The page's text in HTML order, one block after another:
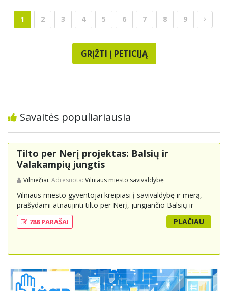
1 2 3 4 5 6 7 8 9
GRĮŽTI Į PETICIJĄ
Savaitės populiariausia
Tilto per Nerį projektas: Balsių ir
Valakampių jungtis
Vilniečiai. Adresuota: Vilniaus miesto savivaldybė
Vilniaus miesto gyventojai kreipiasi į savivaldybę ir merą,
prašydami atnaujinti tilto per Nerį, jungiančio Balsių ir
Valakampių kryptis, projektą ir įtraukti jį į miesto
strateginius susisiekimo planus. Šis tiltas ne tik padėtų
suteikdamas daugiau susisiekimo galimybių tiek
dviratininkams. Gyventojai ragina atlikti techninę,
ekonominę ir transporto analizę, organizuoti viešas
788 PARAŠAI PLAČIAU